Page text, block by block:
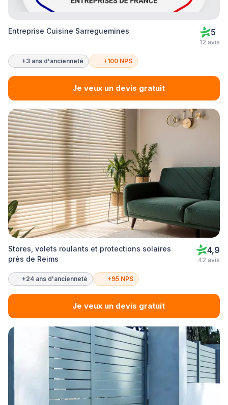
Entreprise Cuisine Sarreguemines 5
12 avis
+3 ans d'ancienneté +100 NPS
Je veux un devis gratuit
Stores, volets roulants et protections solaires
près de Reims
4,9
42 avis
+24 ans d'ancienneté +95 NPS
Je veux un devis gratuit